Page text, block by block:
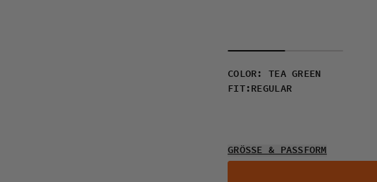
COLOR : TEA GREEN
FIT: REGULAR
GRÖSSE & PASSFORM